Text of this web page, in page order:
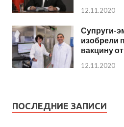
12.11.2020
Супруги-
изобрели
вакцину
12.11.2020
ПОСЛЕДНИЕ ЗАПИСИ